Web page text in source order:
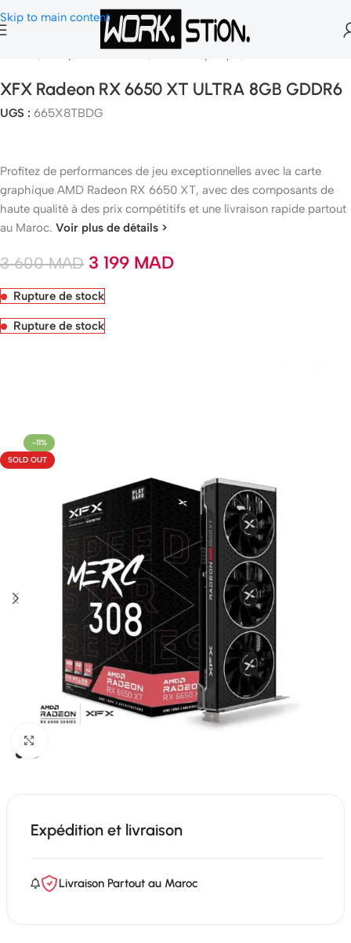
Skip to main content
Composants Gamer Carte Graphique
XFX Radeon RX 6650 XT ULTRA 8GB GDDR6
UGS : 665X8TBDG
Profitez de performances de jeu exceptionnelles avec la carte
graphique AMD Radeon RX 6650 XT, avec des composants de
haute qualité à des prix compétitifs et une livraison rapide partout
au Maroc. Voir plus de détails >
3 600MAD 3 199 MAD
Rupture de stock
Rupture de stock
-11%
SOLD OUT
Expédition et livraison
Livraison Partout au Maroc